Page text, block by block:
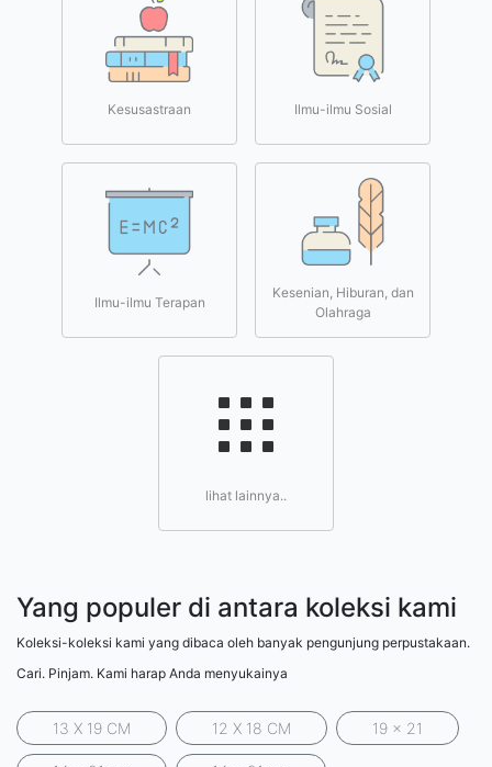
Kesusastraan Ilmu-ilmu Sosial
Ilmu-ilmu Terapan
Kesenian, Hiburan, dan
Olahraga
lihat lainnya..
Yang populer di antara koleksi kami
Koleksi-koleksi kami yang dibaca oleh banyak pengunjung perpustakaan.
Cari. Pinjam. Kami harap Anda menyukainya
13 X 19 CM 12 X 18 CM 19 x 21